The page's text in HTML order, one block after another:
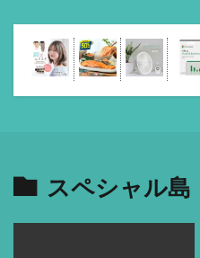
スペシャル島